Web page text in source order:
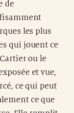
de
les plus
qui jouent ce
ou le
et vue,
ce qui peut
ce que